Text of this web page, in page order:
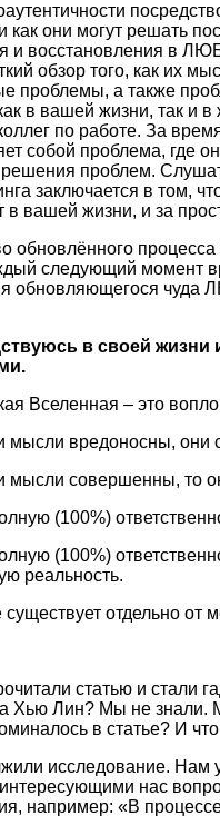
как они могут решать
и восстановления в
обзор того, как их
проблемы, а также
в вашей жизни, так и
по работе. За
собой проблема, где
проблем.
заключается в том,
в вашей жизни, и за
обновлённого
следующий момент
обновляющегося чуда
в своей
Вселенная – это
мысли вредоносны, они
мысли совершенны, то
(100%)
(100%)
реальность.
существует отдельно от
статью и стали
Хью Лин? Мы не знали.
в статье? И
исследование. Нам
нас
например: «В